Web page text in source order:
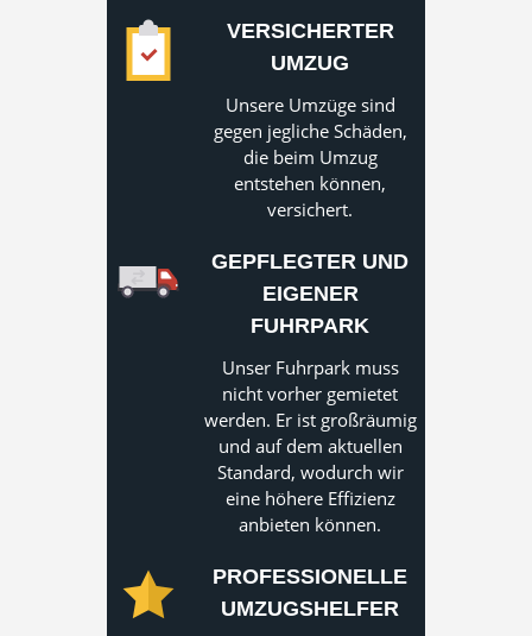
VERSICHERTER
UMZUG
Unsere Umzüge sind
gegen jegliche Schäden,
die beim Umzug
entstehen können,
versichert.
GEPFLEGTER UND
EIGENER
FUHRPARK
Unser Fuhrpark muss
nicht vorher gemietet
werden. Er ist großräumig
und auf dem aktuellen
Standard, wodurch wir
eine höhere Effizienz
anbieten können.
PROFESSIONELLE
UMZUGSHELFER